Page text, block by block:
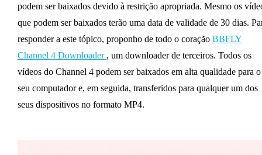
podem ser baixados devido à restrição apropriada. Mesmo os
que podem ser baixados terão uma data de validade de 30 dias.
responder a este tópico, proponho de todo o coração BBFLY
Channel 4 Downloader , um downloader de terceiros. Todos os
vídeos do Channel 4 podem ser baixados em alta qualidade para o
seu computador e, em seguida, transferidos para qualquer um dos
seus dispositivos no formato MP4.